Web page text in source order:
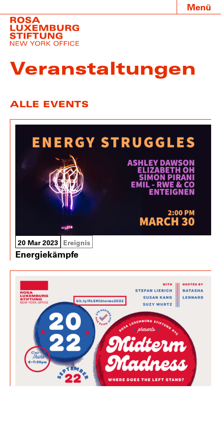
Menü
Veranstaltungen
ALLE EVENTS
20 Mar 2023 Ereignis
Energiekämpfe